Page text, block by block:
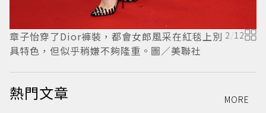
章子怡穿了Dior褲裝，都會女郎風采在紅毯上別
具特色，但似乎稍嫌不夠隆重。圖／美聯社
2 /12
熱門文章 MORE